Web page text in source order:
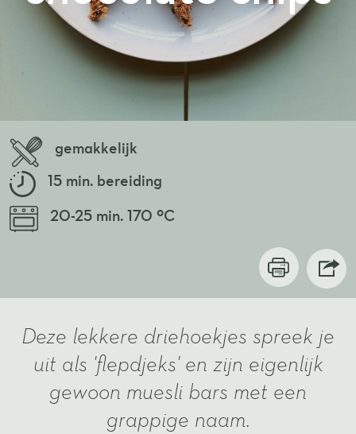
gemakkelijk
15 min. bereiding
20-25 min. 170 ºC
Deze lekkere driehoekjes spreek je
uit als 'flepdjeks' en zijn eigenlijk
gewoon muesli bars met een
grappige naam.